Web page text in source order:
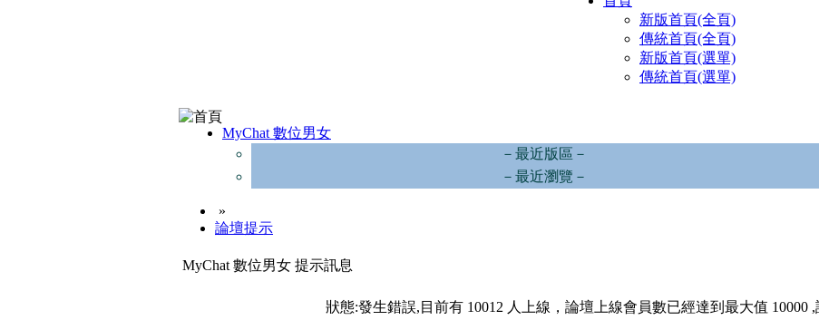
新版首頁(全頁)
傳統首頁(全頁)
新版首頁(選單)
傳統首頁(選單)
MyChat 數位男女
－最近版區－
－最近瀏覽－
»
論壇提示
MyChat 數位男女 提示訊息
狀態:發生錯誤,目前有 10012 人上線，論壇上線會員數已經達到最大值 10000